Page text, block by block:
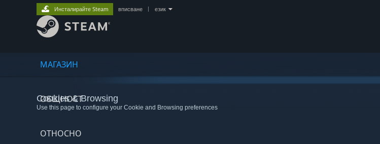
МАГАЗИН
ОБЩНОСТ
ОТНОСНО
Инсталирайте Steam вписване език
Cookies & Browsing
Use this page to configure your Cookie and Browsing preferences